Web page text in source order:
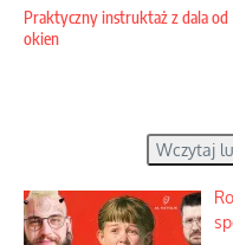
Praktyczny instruktaż z dala od
okien
Wczytaj